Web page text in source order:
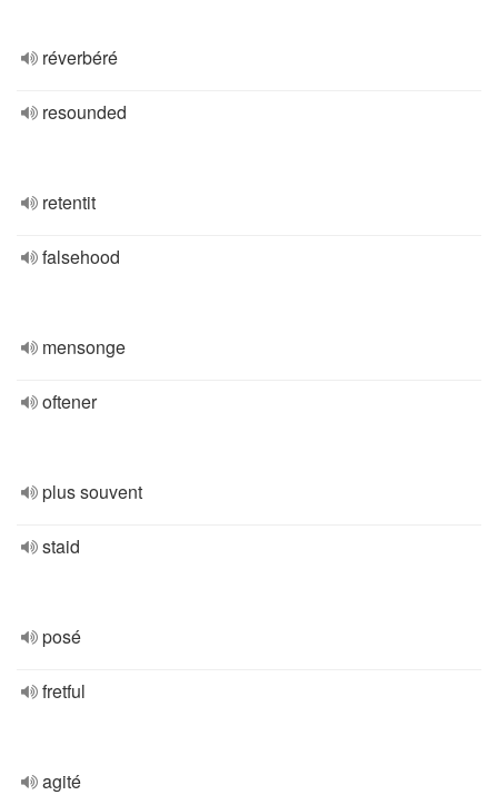
réverbéré
resounded
retentit
falsehood
mensonge
oftener
plus souvent
staid
posé
fretful
agité